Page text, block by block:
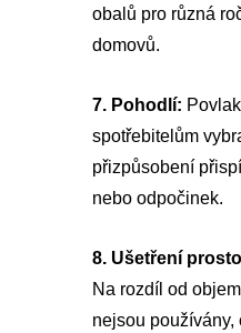
obalů pro různá
domovů.
7. Pohodlí:
spotřebitelům
přizpůsobení
nebo odpočinek.
8. Ušetření
Na rozdíl od
nejsou používány,